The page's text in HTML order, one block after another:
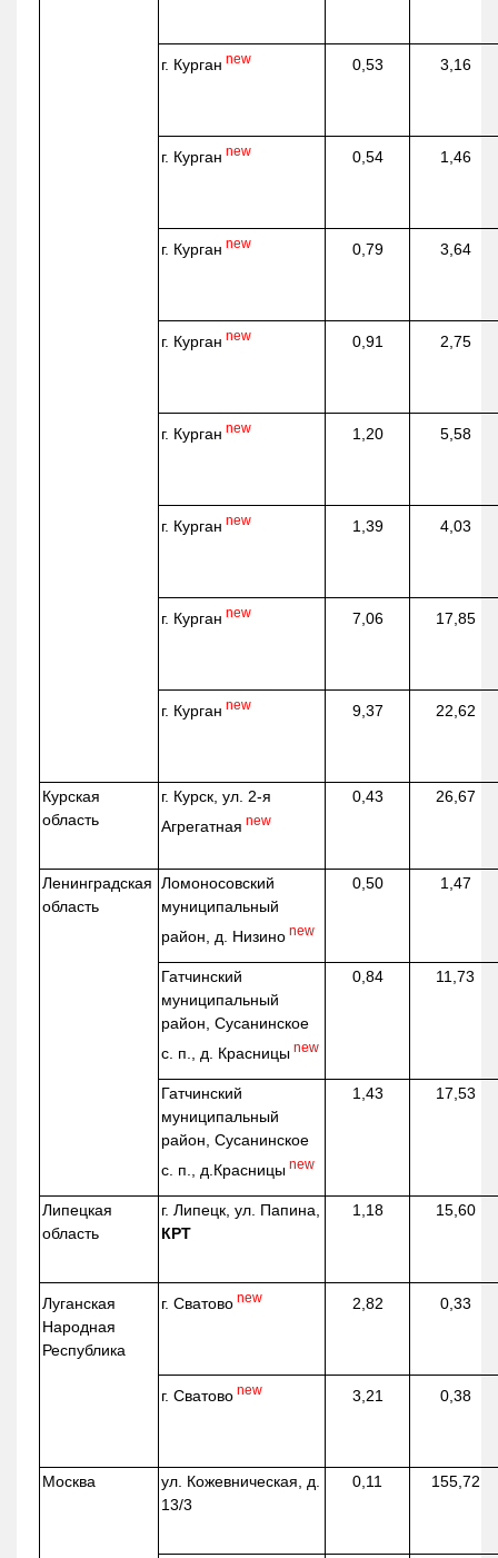
г. Курган new 0,53 3,16
г. Курган new 0,54 1,46
г. Курган new 0,79 3,64
г. Курган new 0,91 2,75
г. Курган new 1,20 5,58
г. Курган new 1,39 4,03
г. Курган new 7,06 17,85
г. Курган new 9,37 22,62
Курская
область
г. Курск, ул. 2-я
Агрегатная new
0,43 26,67
Ленинградская
область
Ломоносовский
муниципальный
район, д. Низино new
0,50 1,47
Гатчинский
муниципальный
район, Сусанинское
с. п., д. Красницы new
0,84 11,73
Гатчинский
муниципальный
район, Сусанинское
с. п., д.Красницы new
1,43 17,53
Липецкая
область
г. Липецк, ул. Папина,
КРТ
1,18 15,60
Луганская
Народная
Республика
г. Сватово new 2,82 0,33
г. Сватово new 3,21 0,38
Москва ул. Кожевническая, д.
13/3
0,11 155,72